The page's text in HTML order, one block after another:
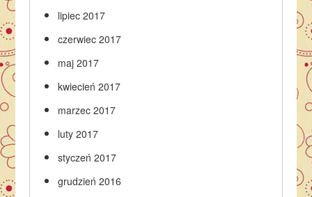
lipiec 2017
czerwiec 2017
maj 2017
kwiecień 2017
marzec 2017
luty 2017
styczeń 2017
grudzień 2016